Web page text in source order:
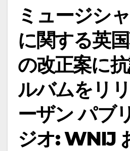
ミュージシ
に関する英
の改正案に
ルバムをリ
ーザン パブ
ジオ: WNIJ